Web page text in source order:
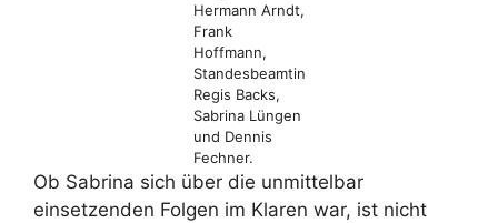
Hermann Arndt,
Frank
Hoffmann,
Standesbeamtin
Regis Backs,
Sabrina Lüngen
und Dennis
Fechner.
Ob Sabrina sich über die unmittelbar
einsetzenden Folgen im Klaren war, ist nicht